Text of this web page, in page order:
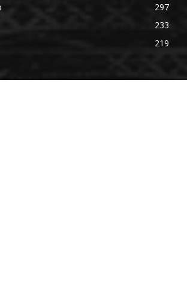
297
233
219